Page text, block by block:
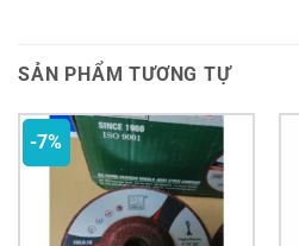
SẢN PHẨM TƯƠNG TỰ
-7%